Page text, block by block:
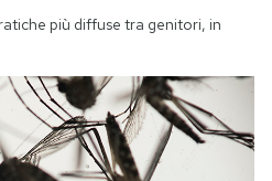
più diffuse tra genitori, in